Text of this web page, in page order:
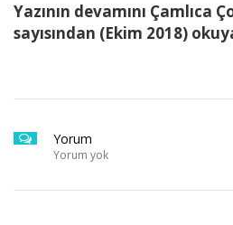
Yazının devamını Çamlıca
sayısından (Ekim 2018)
Yorum
Yorum yok